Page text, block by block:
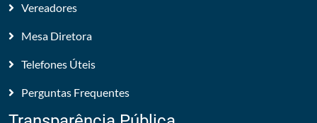
Vereadores
Mesa Diretora
Telefones Úteis
Perguntas Frequentes